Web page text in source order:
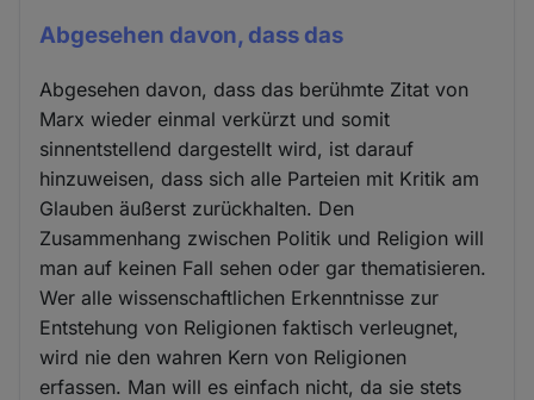
Abgesehen davon, dass das
Abgesehen davon, dass das berühmte Zitat von
Marx wieder einmal verkürzt und somit
sinnentstellend dargestellt wird, ist darauf
hinzuweisen, dass sich alle Parteien mit Kritik am
Glauben äußerst zurückhalten. Den
Zusammenhang zwischen Politik und Religion will
man auf keinen Fall sehen oder gar thematisieren.
Wer alle wissenschaftlichen Erkenntnisse zur
Entstehung von Religionen faktisch verleugnet,
wird nie den wahren Kern von Religionen
erfassen. Man will es einfach nicht, da sie stets